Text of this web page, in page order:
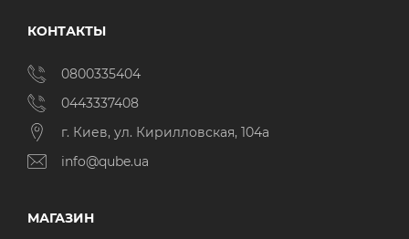
КОНТАКТЫ
0800335404
0443337408
г. Киев, ул. Кирилловская, 104а
info@qube.ua
МАГАЗИН